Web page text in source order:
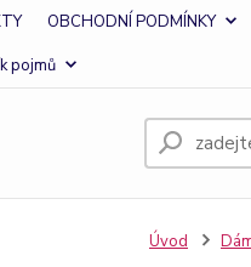
OBCHODNÍ PODMÍNKY
pojmů
Úvod